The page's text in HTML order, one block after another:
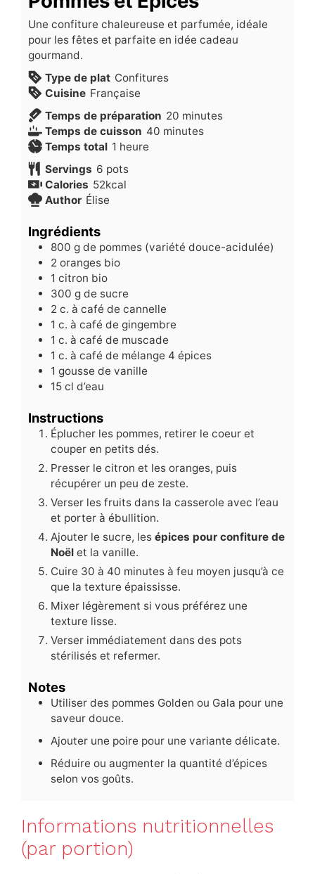
Une confiture chaleureuse et parfumée, idéale
pour les fêtes et parfaite en idée cadeau
gourmand.
Type de plat Confitures
Cuisine Française
Temps de préparation 20minutes
minutes
Temps de cuisson 40minutes
minutes
Temps total 1 heure
heure
Servings 6 pots
Calories 52kcal
Author Élise
Ingrédients
800 g de pommes (variété douce-acidulée)
2 oranges bio
1 citron bio
300 g de sucre
2 c. à café de cannelle
1 c. à café de gingembre
1 c. à café de muscade
1 c. à café de mélange 4 épices
1 gousse de vanille
15 cl d’eau
Instructions
Éplucher les pommes, retirer le coeur et
couper en petits dés.
Presser le citron et les oranges, puis
récupérer un peu de zeste.
Verser les fruits dans la casserole avec l’eau
et porter à ébullition.
Ajouter le sucre, les épices pour confiture de
Noël et la vanille.
Cuire 30 à 40 minutes à feu moyen jusqu’à ce
que la texture épaississe.
Mixer légèrement si vous préférez une
texture lisse.
Verser immédiatement dans des pots
stérilisés et refermer.
Notes
Utiliser des pommes Golden ou Gala pour une
saveur douce.
Ajouter une poire pour une variante délicate.
Réduire ou augmenter la quantité d’épices
selon vos goûts.
Informations nutritionnelles
(par portion)